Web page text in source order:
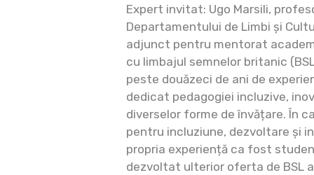
Expert invitat: Ugo Marsili,
Departamentului de Limbi și
adjunct pentru mentorat
cu limbajul semnelor britanic
peste douăzeci de ani de
dedicat pedagogiei incluzive,
diverselor forme de învățare. În
pentru incluziune, dezvoltare și
propria experiență ca fost
dezvoltat ulterior oferta de BSL